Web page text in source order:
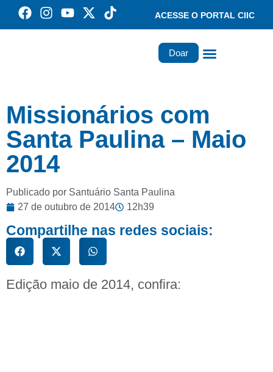
ACESSE O PORTAL CIIC
Doar
Missionários com
Santa Paulina – Maio
2014
Publicado por Santuário Santa Paulina
27 de outubro de 2014
12h39
Compartilhe nas redes sociais:
Edição maio de 2014, confira: